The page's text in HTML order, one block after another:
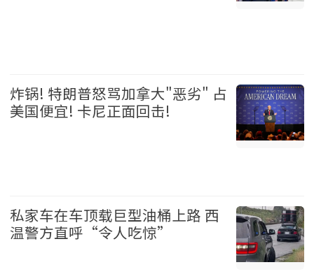
炸锅! 特朗普怒骂加拿大"恶劣" 占
美国便宜! 卡尼正面回击!
私家车在车顶载巨型油桶上路 西
温警方直呼“令人吃惊”